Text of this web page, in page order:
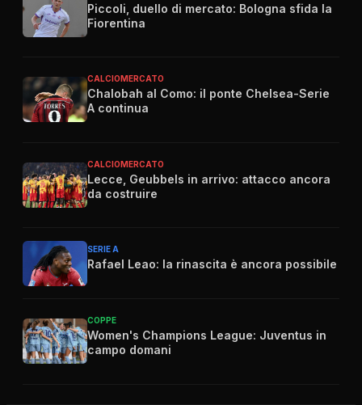
Piccoli, duello di mercato: Bologna sfida la
Fiorentina
CALCIOMERCATO
Chalobah al Como: il ponte Chelsea-Serie
A continua
CALCIOMERCATO
Lecce, Geubbels in arrivo: attacco ancora
da costruire
SERIE A
Rafael Leao: la rinascita è ancora possibile
COPPE
Women's Champions League: Juventus in
campo domani